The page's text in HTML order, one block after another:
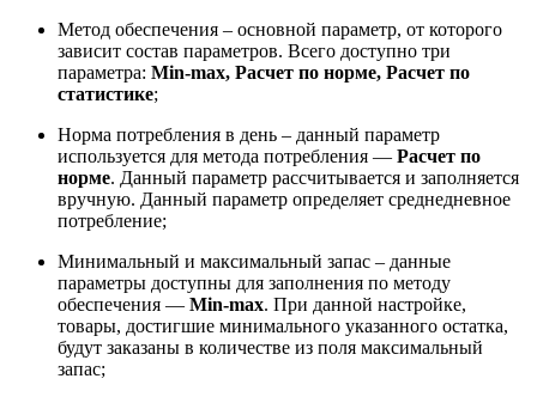
Метод обеспечения – основной параметр, от которого
зависит состав параметров. Всего доступно три
параметра: Min-max, Расчет по норме, Расчет по
статистике;
Норма потребления в день – данный параметр
используется для метода потребления — Расчет по
норме. Данный параметр рассчитывается и заполняется
вручную. Данный параметр определяет среднедневное
потребление;
Минимальный и максимальный запас – данные
параметры доступны для заполнения по методу
обеспечения — Min-max. При данной настройке,
товары, достигшие минимального указанного остатка,
будут заказаны в количестве из поля максимальный
запас;